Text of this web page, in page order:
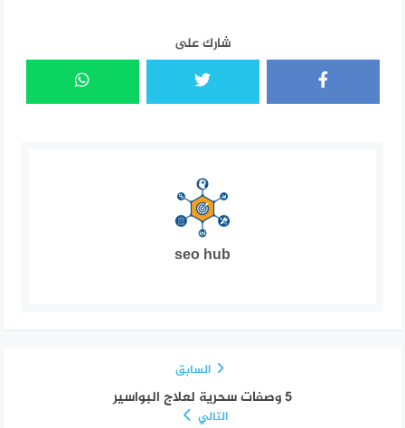
شارك على
seo hub
السابق
5 وصفات سحرية لعلاج البواسير
التالي